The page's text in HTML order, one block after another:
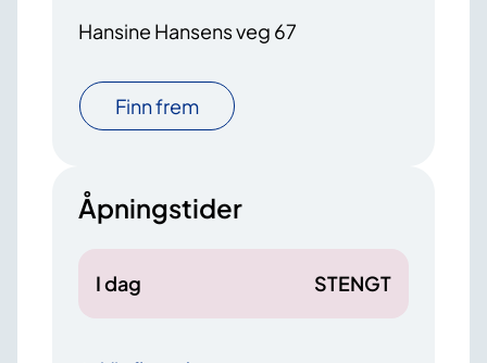
Hansine Hansens veg 67
Finn frem
Åpningstider
I dag STENGT